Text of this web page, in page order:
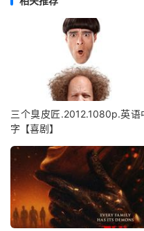
三个臭皮匠.2012.1080p.英语
字【喜剧】